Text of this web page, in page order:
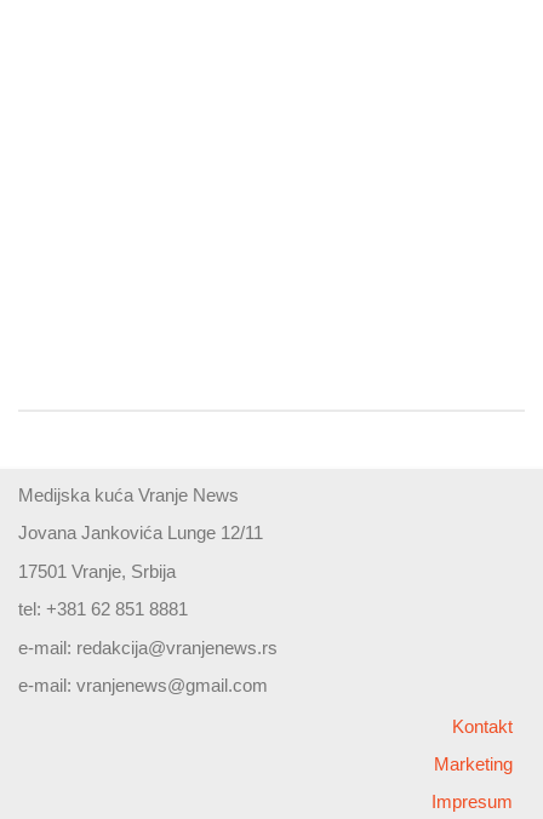
Medijska kuća Vranje News
Jovana Jankovića Lunge 12/11
17501 Vranje, Srbija
tel: +381 62 851 8881
e-mail: redakcija@vranjenews.rs
e-mail: vranjenews@gmail.com
Kontakt
Marketing
Impresum